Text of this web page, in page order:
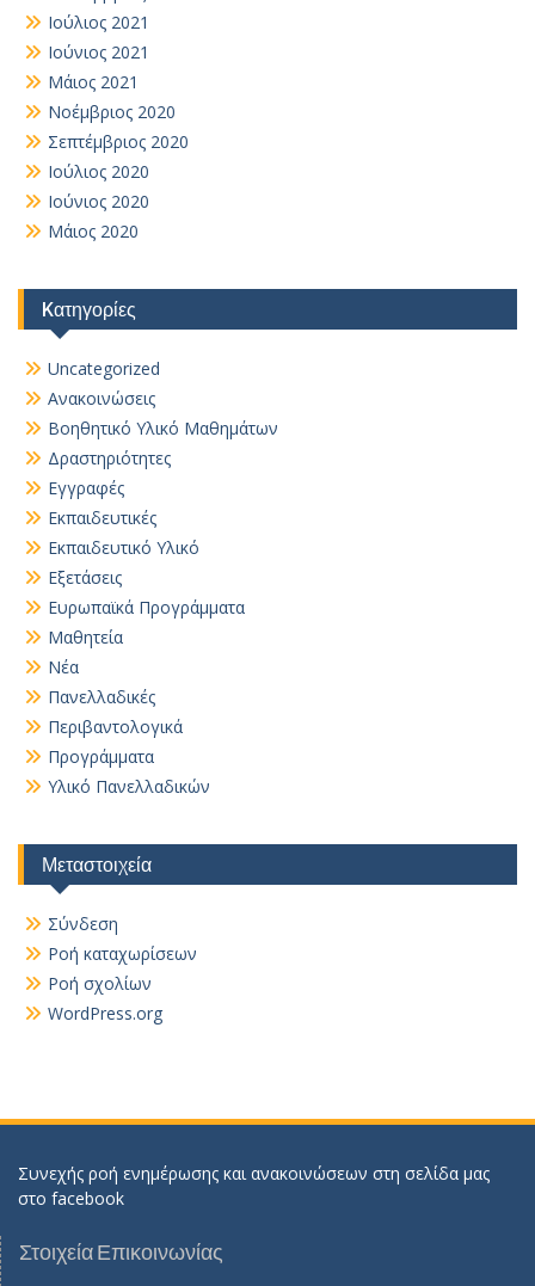
Ιούλιος 2021
Ιούνιος 2021
Μάιος 2021
Νοέμβριος 2020
Σεπτέμβριος 2020
Ιούλιος 2020
Ιούνιος 2020
Μάιος 2020
Kατηγορίες
Uncategorized
Ανακοινώσεις
Βοηθητικό Yλικό Mαθημάτων
Δραστηριότητες
Εγγραφές
Εκπαιδευτικές
Εκπαιδευτικό Υλικό
Εξετάσεις
Ευρωπαϊκά Προγράμματα
Μαθητεία
Νέα
Πανελλαδικές
Περιβαντολογικά
Προγράμματα
Υλικό Πανελλαδικών
Μεταστοιχεία
Σύνδεση
Ροή καταχωρίσεων
Ροή σχολίων
WordPress.org
Συνεχής ροή ενημέρωσης και ανακοινώσεων στη σελίδα μας
στο facebook
Στοιχεία Επικοινωνίας